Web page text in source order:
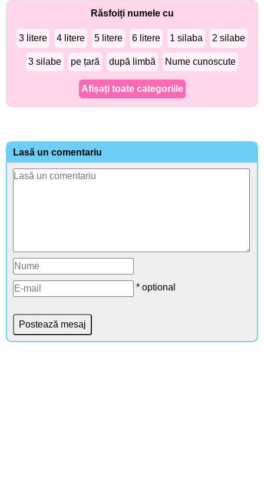
Răsfoiți numele cu
3 litere 4 litere 5 litere 6 litere 1 silaba 2 silabe
3 silabe pe țară după limbă Nume cunoscute
Afișați toate categoriile
Lasă un comentariu
* optional